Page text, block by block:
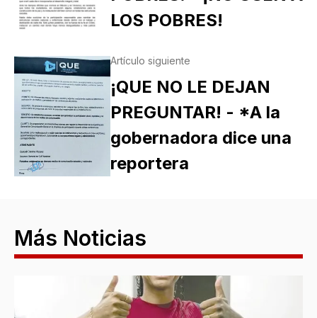
LOS POBRES!
Artículo siguiente
¡QUE NO LE DEJAN
PREGUNTAR! - *A la
gobernadora dice una
reportera
Más Noticias